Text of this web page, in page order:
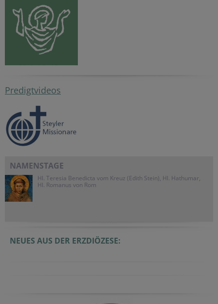
Predigtvideos
NAMENSTAGE
Hl. Teresia Benedicta vom Kreuz (Edith Stein), Hl. Hathumar,
Hl. Romanus von Rom
NEUES AUS DER ERZDIÖZESE: